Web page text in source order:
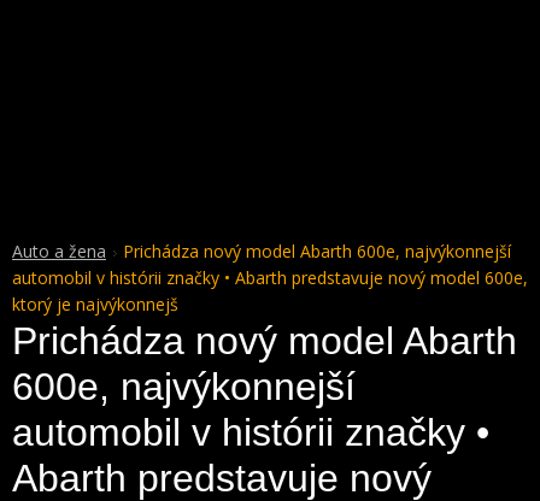
Auto a žena
Prichádza nový model Abarth 600e, najvýkonnejší
automobil v histórii značky • Abarth predstavuje nový model 600e,
ktorý je najvýkonnejš
Prichádza nový model Abarth
600e, najvýkonnejší
automobil v histórii značky •
Abarth predstavuje nový